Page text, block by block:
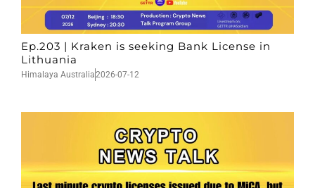
Ep.203 | Kraken is seeking Bank License in
Lithuania
Himalaya Australia2026-07-12